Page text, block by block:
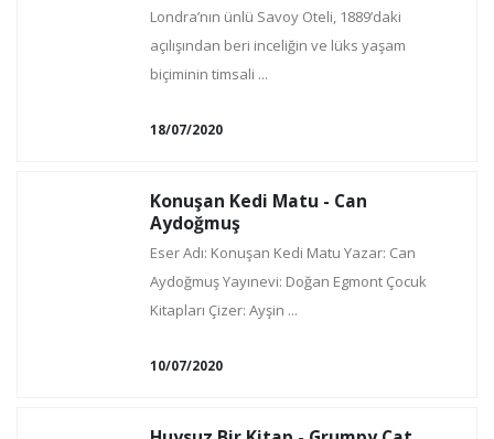
Londra’nın ünlü Savoy Oteli, 1889’daki
açılışından beri inceliğin ve lüks yaşam
biçiminin timsali ...
18/07/2020
Konuşan Kedi Matu - Can
Aydoğmuş
Eser Adı: Konuşan Kedi Matu Yazar: Can
Aydoğmuş Yayınevi: Doğan Egmont Çocuk
Kitapları Çizer: Ayşin ...
10/07/2020